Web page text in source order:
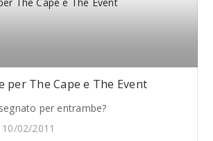
per The Cape e The Event
per entrambe?
10/02/2011